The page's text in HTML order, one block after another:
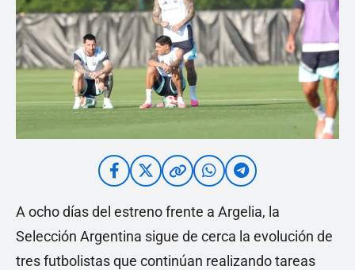
A ocho días del estreno frente a Argelia, la
Selección Argentina sigue de cerca la evolución de
tres futbolistas que continúan realizando tareas